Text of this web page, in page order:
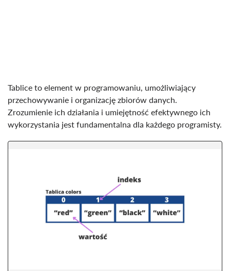
Tablice to element w programowaniu, umożliwiający
przechowywanie i organizację zbiorów danych.
Zrozumienie ich działania i umiejętność efektywnego ich
wykorzystania jest fundamentalna dla każdego programisty.